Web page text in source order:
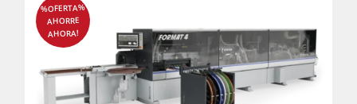
%OFERTA%
AHORRE
AHORA!